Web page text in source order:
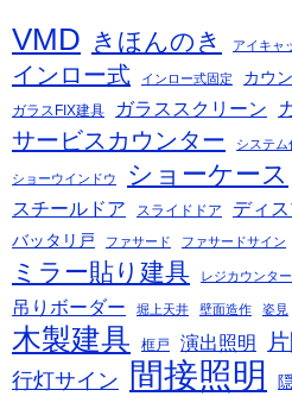
VMD きほんのき アイキャ
インロー式 インロー式固定 カウ
ガラスFIX建具 ガラススクリーン
サービスカウンター システム
ショーウインドウ ショーケース
スチールドア スライドドア ディ
バッタリ戸 ファサード ファサードサイン
ミラー貼り建具 レジカウンター
吊りボーダー 堀上天井 壁面造作 姿見
木製建具 框戸 演出照明
行灯サイン 間接照明